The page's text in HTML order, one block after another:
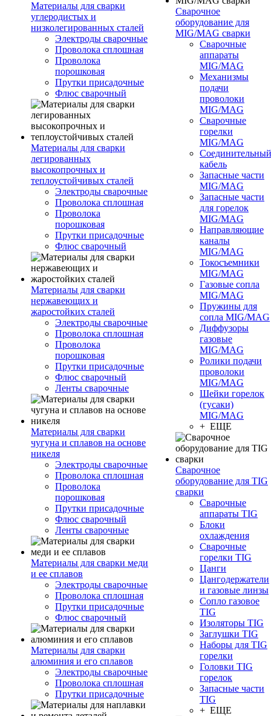
Материалы для сварки
углеродистых и
низколегированных сталей
Электроды сварочные
Проволока сплошная
Проволока
порошковая
Прутки присадочные
Флюс сварочный
Материалы для сварки
легированных
высокопрочных и
теплоустойчивых сталей
Электроды сварочные
Проволока сплошная
Проволока
порошковая
Прутки присадочные
Флюс сварочный
Материалы для сварки
нержавеющих и
жаростойких сталей
Электроды сварочные
Проволока сплошная
Проволока
порошковая
Прутки присадочные
Флюс сварочный
Ленты сварочные
Материалы для сварки
чугуна и сплавов на основе
никеля
Электроды сварочные
Проволока сплошная
Проволока
порошковая
Прутки присадочные
Флюс сварочный
Ленты сварочные
Материалы для сварки меди
и ее сплавов
Электроды сварочные
Проволока сплошная
Прутки присадочные
Флюс сварочный
Материалы для сварки
алюминия и его сплавов
Электроды сварочные
Проволока сплошная
Прутки присадочные
Сварочное
оборудование для
MIG/MAG сварки
Сварочные
аппараты
MIG/MAG
Механизмы
подачи
проволоки
MIG/MAG
Сварочные
горелки
MIG/MAG
Соединительный
кабель
Запасные части
MIG/MAG
Запасные части
для горелок
MIG/MAG
Направляющие
каналы
MIG/MAG
Токосъемники
MIG/MAG
Газовые сопла
MIG/MAG
Пружины для
сопла MIG/MAG
Диффузоры
газовые
MIG/MAG
Ролики подачи
проволоки
MIG/MAG
Шейки горелок
(гусаки)
MIG/MAG
+ ЕЩЕ
Сварочное
оборудование для TIG
сварки
Сварочные
аппараты TIG
Блоки
охлаждения
Сварочные
горелки TIG
Цанги
Цангодержатели
и газовые линзы
Сопло газовое
TIG
Изоляторы TIG
Заглушки TIG
Наборы для TIG
горелки
Головки TIG
горелок
Запасные части
TIG
+ ЕЩЕ